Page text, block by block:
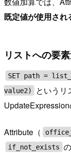
既定値が使用され
リストへの要
SET path =
value2)
というリ
UpdateExpression
Attribute（
if_not_exists